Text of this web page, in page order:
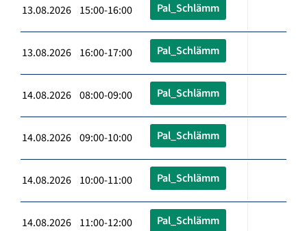
13.08.2026 15:00-16:00 Pal_Schlämm
13.08.2026 16:00-17:00 Pal_Schlämm
14.08.2026 08:00-09:00 Pal_Schlämm
14.08.2026 09:00-10:00 Pal_Schlämm
14.08.2026 10:00-11:00 Pal_Schlämm
14.08.2026 11:00-12:00 Pal_Schlämm